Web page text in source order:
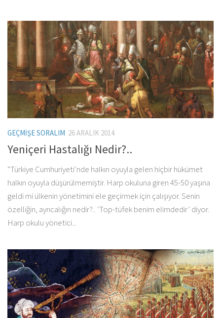
GEÇMIŞE SORALIM 26 ARALIK 2014
Yeniçeri Hastalığı Nedir?..
“Türkiye Cumhuriyeti’nde halkın oyuyla gelen hiçbir hükümet
halkın oyuyla düşürülmemiştir. Harp okuluna giren 45-50 yaşına
geldi mi ülkenin yönetimini ele geçirmek için çalışıyor. Senin
özelliğin, ayrıcalığın nedir?.. ‘Top-tüfek benim elimdedir’ diyor.
Harp okulu yönetici...